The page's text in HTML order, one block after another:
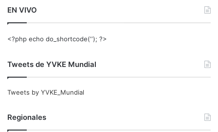
EN VIVO
<?php echo do_shortcode(‘‘); ?>
Tweets de YVKE Mundial
Tweets by YVKE_Mundial
Regionales